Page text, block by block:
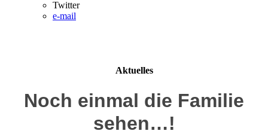
Twitter
e-mail
Aktuelles
Noch einmal die Familie
sehen…!